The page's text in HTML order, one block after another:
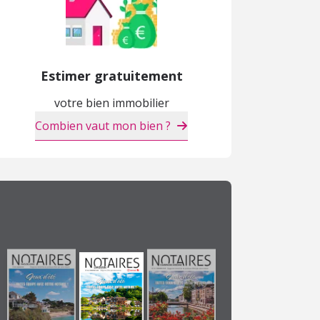
Estimer gratuitement
votre bien immobilier
Combien vaut mon bien ?